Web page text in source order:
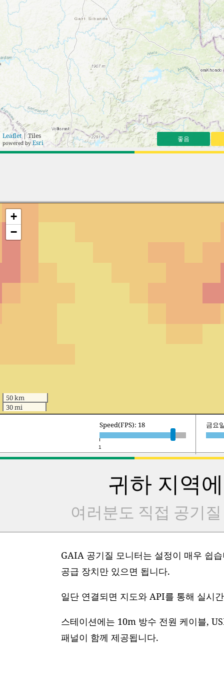
Leaflet| Tiles
powered by Esri 좋음
+
−
50 km
30 mi
1
Speed(FPS): 18 토요
귀하 지역
여러분도 직접 공기
GAIA 공기질 모니터는 설정이 매우 쉽
공급 장치만 있으면 됩니다.
일단 연결되면 지도와 API를 통해 실시
스테이션에는 10m 방수 전원 케이블,
패널이 함께 제공됩니다.